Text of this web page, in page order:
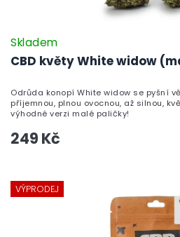
CBD květy White widow
Skladem
249 Kč
Odrůda konopí White widow se pyšní
příjemnou, plnou ovocnou, až silnou,
výhodné verzi malé paličky!
VÝPRODEJ